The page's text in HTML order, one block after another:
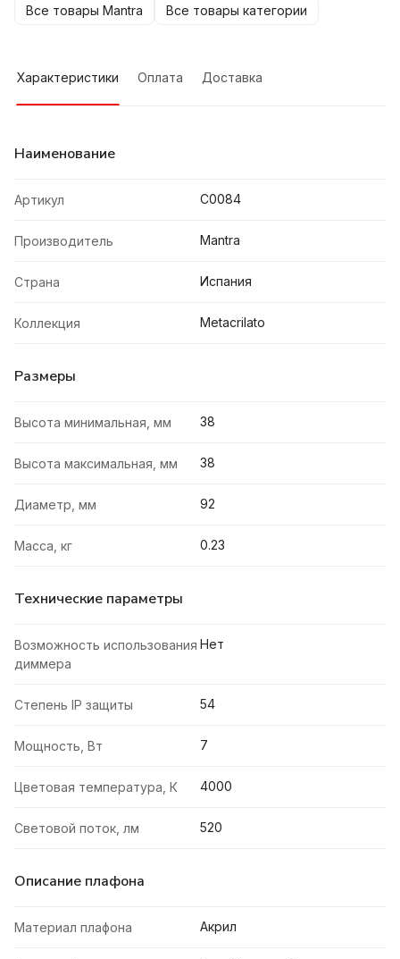
Все товары Mantra Все товары категории
Характеристики Оплата Доставка
Наименование
Артикул C0084
Производитель Mantra
Страна Испания
Коллекция Metacrilato
Размеры
Высота минимальная, мм 38
Высота максимальная, мм 38
Диаметр, мм 92
Масса, кг 0.23
Технические параметры
Возможность использования
диммера
Нет
Степень IP защиты 54
Мощность, Вт 7
Цветовая температура, К 4000
Световой поток, лм 520
Описание плафона
Материал плафона Акрил